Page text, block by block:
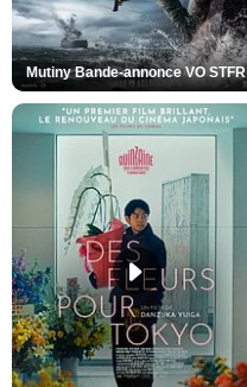
Mutiny Bande-annonce VO STFR